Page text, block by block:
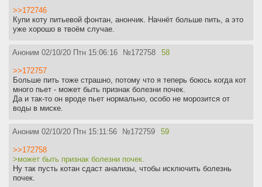
>>172746
Купи коту питьевой фонтан, анончик. Начнёт больше пить, а это
уже хорошо в твоём случае.
Аноним 02/10/20 Птн 15:06:16 №172758 58
>>172757
Больше пить тоже страшно, потому что я теперь боюсь когда кот
много пьет - может быть признак болезни почек.
Да и так-то он вроде пьет нормально, особо не морозится от
воды в миске.
Аноним 02/10/20 Птн 15:11:56 №172759 59
>>172758
>может быть признак болезни почек.
Ну так пусть котан сдаст анализы, чтобы исключить болезнь
почек.